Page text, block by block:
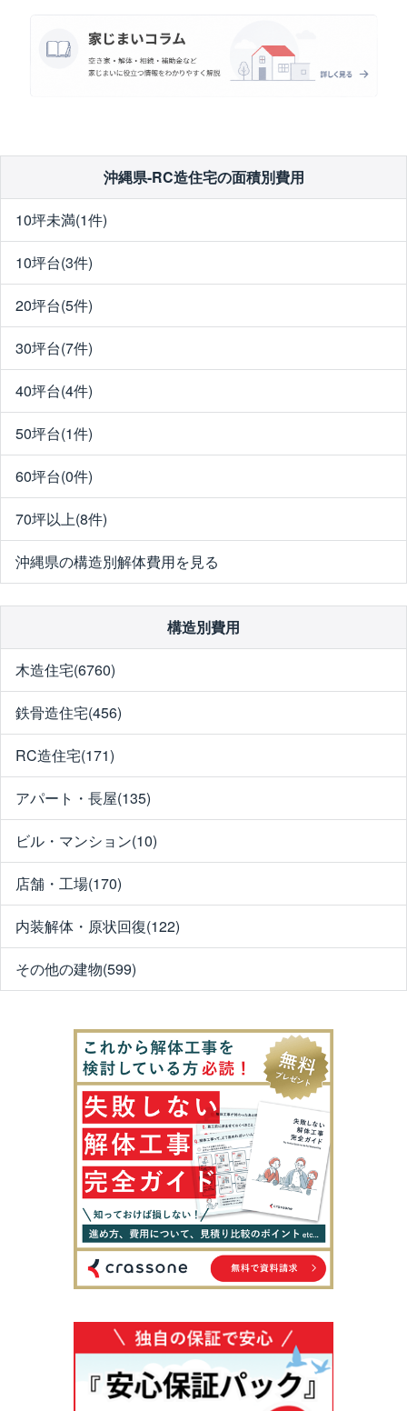
沖縄県-RC造住宅の面積別費用
10坪未満(1件)
10坪台(3件)
20坪台(5件)
30坪台(7件)
40坪台(4件)
50坪台(1件)
60坪台(0件)
70坪以上(8件)
沖縄県の構造別解体費用を見る
構造別費用
木造住宅(6760)
鉄骨造住宅(456)
RC造住宅(171)
アパート・長屋(135)
ビル・マンション(10)
店舗・工場(170)
内装解体・原状回復(122)
その他の建物(599)